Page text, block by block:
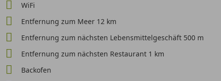
WiFi
Entfernung zum Meer 12 km
Entfernung zum nächsten Lebensmittelgeschäft 500 m
Entfernung zum nächsten Restaurant 1 km
Backofen